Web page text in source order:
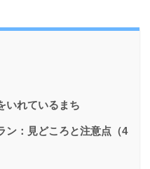
いれているまち
ン：見どころと注意点（4